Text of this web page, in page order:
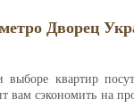
Дворец
квартир
вам сэкономить на